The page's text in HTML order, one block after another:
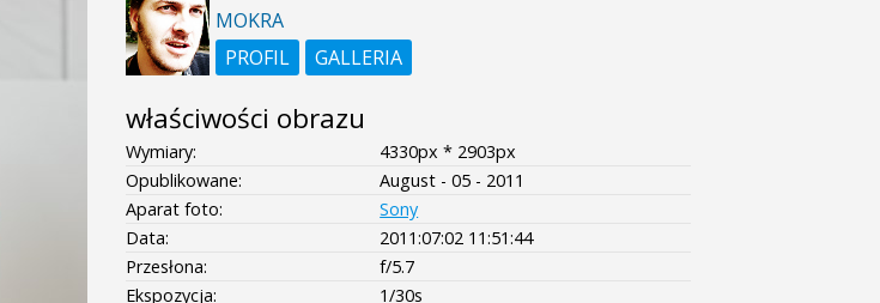
MOKRA
PROFIL
GALLERIA
właściwości obrazu
Wymiary:
4330px * 2903px
Opublikowane:
August - 05 - 2011
Aparat foto:
Sony
Data:
2011:07:02 11:51:44
Przesłona:
f/5.7
Ekspozycja:
1/30s